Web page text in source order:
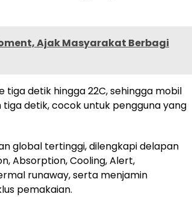
Ajak Masyarakat Berbagi
tiga detik hingga 22C, sehingga mobil
detik, cocok untuk pengguna yang
global tertinggi, dilengkapi delapan
Absorption, Cooling, Alert,
runaway, serta menjamin
pemakaian.